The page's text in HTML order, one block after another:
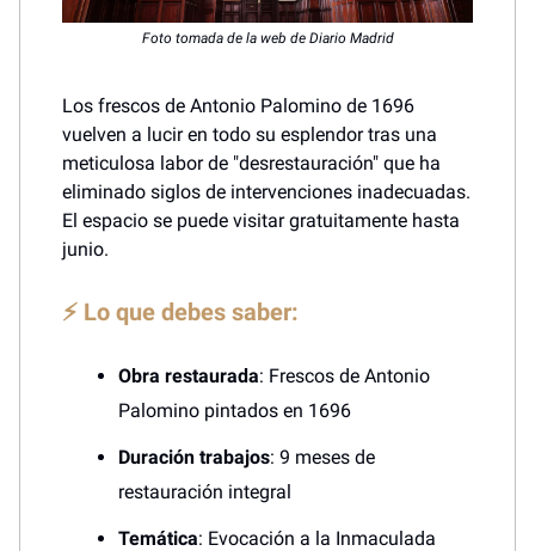
Foto tomada de la web de Diario Madrid
Los frescos de Antonio Palomino de 1696
vuelven a lucir en todo su esplendor tras una
meticulosa labor de "desrestauración" que ha
eliminado siglos de intervenciones inadecuadas.
El espacio se puede visitar gratuitamente hasta
junio.
⚡ Lo que debes saber:
Obra restaurada: Frescos de Antonio
Palomino pintados en 1696
Duración trabajos: 9 meses de
restauración integral
Temática: Evocación a la Inmaculada